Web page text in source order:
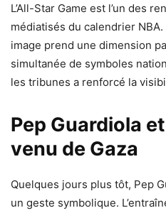
L’All-Star Game est l’un des
médiatisés du calendrier
image prend une dimension
simultanée de symboles
les tribunes a renforcé la
Pep Guardiola
venu de Gaza
Quelques jours plus tôt, Pep
un geste symbolique.